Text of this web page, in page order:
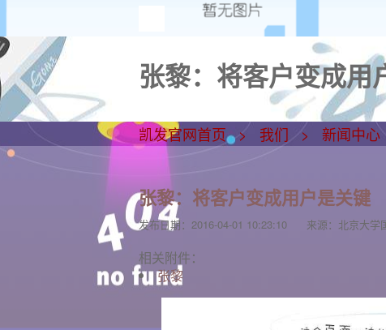
张黎：将客户变成用
凯发官网首页 我们 新闻中心
张黎：将客户变成用户是关键
发布日期： 2016-04-01 10:23:10 来源： 北京大学
相关附件：
张黎